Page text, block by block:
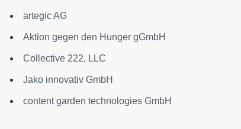
artegic AG
Aktion gegen den Hunger gGmbH
Collective 222, LLC
Jako innovativ GmbH
content garden technologies GmbH